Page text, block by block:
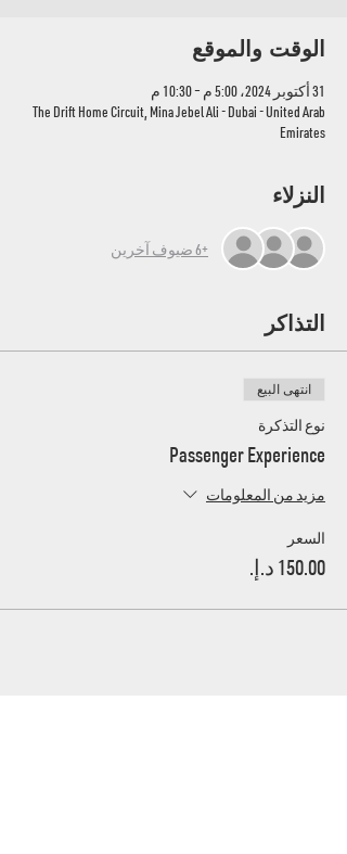
الوقت والموقع
31 أكتوبر 2024، 5:00 م – 10:30 م
The Drift Home Circuit, Mina Jebel Ali - Dubai - United Arab
Emirates
النزلاء
+6 ضيوف آخرين
التذاكر
انتهى البيع
نوع التذكرة
Passenger Experience
مزيد من المعلومات
السعر